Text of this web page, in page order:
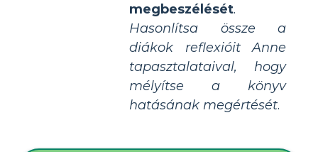
megbeszélését.
Hasonlítsa össze a
diákok reflexióit Anne
tapasztalataival, hogy
mélyítse a könyv
hatásának megértését.